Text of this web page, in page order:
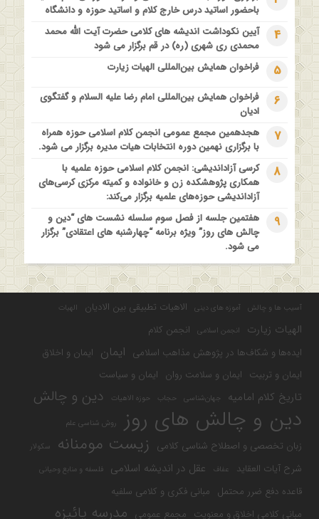
فراخوان مقاله ویژه سیزدهمین همایش بین المللی’فلسفه دین
معاصر با موضوع: “وحی و نبوت”
باحضور اساتید درس خارج کلام و اساتید حوزه و دانشگاه
4
آیین نکوداشت اندیشه های کلامی حضرت آیت الله محمد
محمدی ری شهری (ره) در قم برگزار می شود
5 فراخوان همایش بین‌المللی الهیات زیارت
6
فراخوان همایش بین‌المللی امام رضا علیه السلام و گفتگوی
ادیان
7
هجدهمین مجمع عمومی انجمن کلام اسلامی حوزه همراه
با برگزاری نهمین دوره انتخابات هیات مدیره برگزار می شود.
8
کرسی آزاداندیشی: انجمن کلام اسلامی حوزه علمیه با
همکاری پژوهشکده زن و خانواده و کمیته مرکزی کرسی‌های
آزاداندیشی حوزه‌های علمیه برگزار می‌کند:
9
هفتمین جلسه از فصل سوم سلسله نشست های “دین و
چالش های روز” ویژه برنامه “چهارشنبه های اعتقادی” برگزار
می شود.
آسیب ها و چالش آموزه های دینی الاهیات تطبیقی بین الادیان الهیات
الهیات زیارت انجمن اسلامی
انجمن کلام
ایده‌ها و شکاف‌ها در پژوهش مذاهب اسلامی ایمان ایمان و اخلاق
ایمان و تربیت ایمان و سلامت روان ایمان و سیاست
تاریخ کلام امامیه جهان‌شناسی حجاب حوزه الاهیات دین و چالش
دین و چالش های روز روش شناسی علم
زبان تخصصی و اصطلاح شناسی کلامی زیست مومنانه سکولار
شرح آیات العقاید عفاف عقل در اندیشه اسلامی فلسفه و منابع وحیانی
قاعده دفع ضرر محتمل مبانی فکری و کلامی سلفیه
مبانی کلامی اخلاق و معنویت مجمع عمومی مدرسه پائیزه